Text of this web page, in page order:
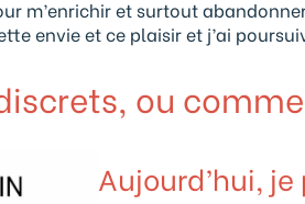
m’enrichir et surtout
envie et ce plaisir et j’ai
ou
Aujourd’hui,